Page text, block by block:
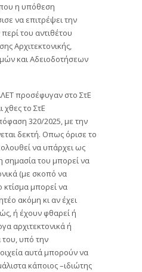
η υπόθεση
να επιτρέψει την
του αντιθέτου
Αρχιτεκτονικής,
και Αδειοδοτήσεων
προσέφυγαν στο ΣτΕ
χθες το ΣτΕ
320/2025, με την
δεκτή. Οπως όρισε το
να υπάρχει ως
σημασία του μπορεί να
(με σκοπό να
κτίσμα μπορεί να
ακόμη κι αν έχει
ή έχουν φθαρεί ή
αρχιτεκτονικά ή
του, υπό την
αυτά μπορούν να
κάποιος –ιδιώτης